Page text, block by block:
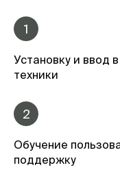
1
Установку и ввод
техники
2
Обучение
поддержку